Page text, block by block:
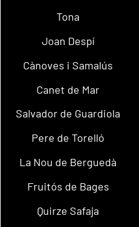
Tona
Joan Despí
Cànoves i Samalús
Canet de Mar
Salvador de Guardiola
Pere de Torelló
La Nou de Berguedà
Fruitós de Bages
Quirze Safaja